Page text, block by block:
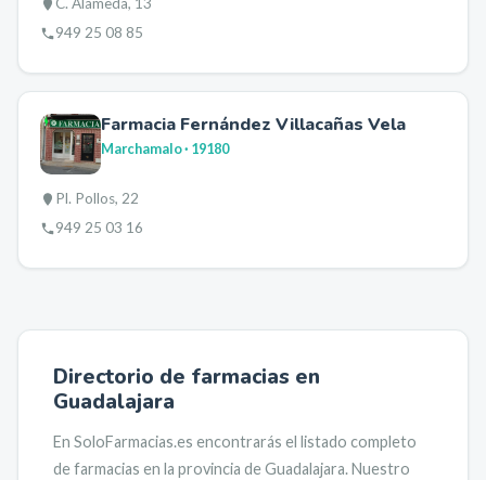
949 25 08 85
Farmacia Fernández Villacañas Vela
Marchamalo· 19180
Pl. Pollos, 22
949 25 03 16
Directorio de farmacias en
Guadalajara
En SoloFarmacias.es encontrarás el listado completo
de farmacias en la provincia deGuadalajara.Nuestro